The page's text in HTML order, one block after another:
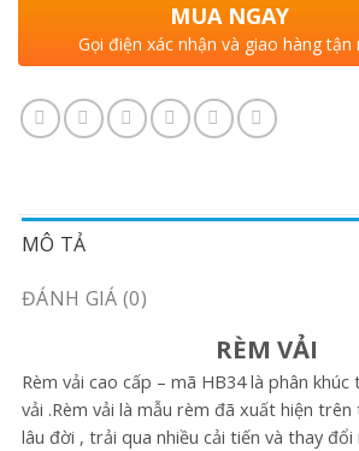
MUA NGAY
Gọi điện xác nhận và giao hàng tận
MÔ TẢ
ĐÁNH GIÁ (0)
RÈM VẢI
Rèm vải cao cấp – mã HB34 là phân
vải .Rèm vải là mẫu rèm đã xuất hiện
lâu đời , trải qua nhiều cải tiến và thay đổi